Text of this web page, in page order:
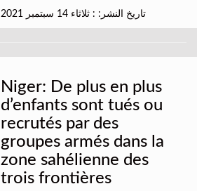
تاريخ النشر: : ثلاثاء 14 سبتمبر 2021
Niger: De plus en plus
d’enfants sont tués ou
recrutés par des
groupes armés dans la
zone sahélienne des
trois frontières